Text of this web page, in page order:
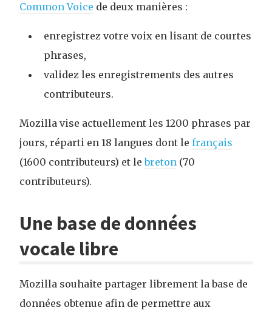
Common Voice de deux manières :
enregistrez votre voix en lisant de courtes
phrases,
validez les enregistrements des autres
contributeurs.
Mozilla vise actuellement les 1200 phrases par
jours, réparti en 18 langues dont le français
(1600 contributeurs) et lebreton (70
contributeurs).
Une base de données
vocale libre
Mozilla souhaite partager librement la base de
données obtenue afin de permettre aux